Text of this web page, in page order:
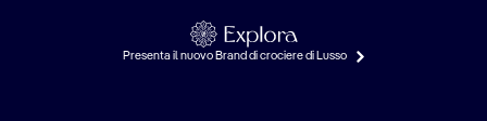
Presenta il nuovo Brand di crociere di Lusso